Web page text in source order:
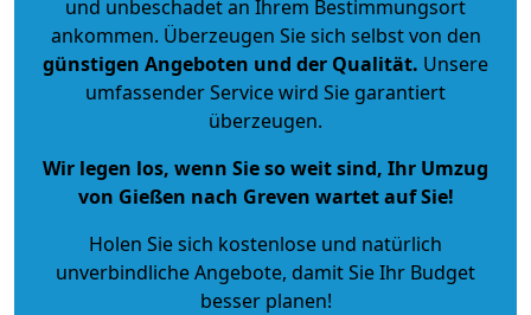
und unbeschadet an Ihrem Bestimmungsort
ankommen. Überzeugen Sie sich selbst von den
günstigen Angeboten und der Qualität. Unsere
umfassender Service wird Sie garantiert
überzeugen.
Wir legen los, wenn Sie so weit sind, Ihr Umzug
von Gießen nach Greven wartet auf Sie!
Holen Sie sich kostenlose und natürlich
unverbindliche Angebote, damit Sie Ihr Budget
besser planen!